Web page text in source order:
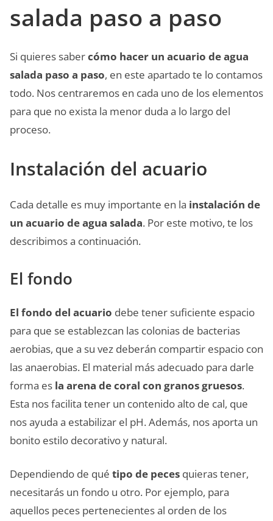
salada paso a paso
Si quieres sabercómo hacer un acuario de agua
salada paso a paso, en este apartado te lo contamos
todo. Nos centraremos en cada uno de los elementos
para que no exista la menor duda a lo largo del
proceso.
Instalación del acuario
Cada detalle es muy importante en la instalación de
un acuario de agua salada. Por este motivo, te los
describimos a continuación.
El fondo
El fondo del acuario debe tener suficiente espacio
para que se establezcan las colonias de bacterias
aerobias, que a su vez deberán compartir espacio con
las anaerobias. El material más adecuado para darle
forma es la arena de coral con granos gruesos.
Esta nos facilita tener un contenido alto de cal, que
nos ayuda a estabilizar el pH. Además, nos aporta un
bonito estilo decorativo y natural.
Dependiendo de qué tipo de peces quieras tener,
necesitarás un fondo u otro. Por ejemplo, para
aquellos peces pertenecientes al orden de los